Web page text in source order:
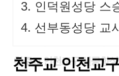
인덕원성당 스
선부동성당 교
천주교 인천교구 신공항
천주교 인천교